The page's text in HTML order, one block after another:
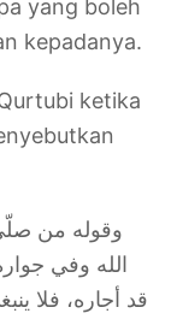
yang boleh
kepadanya.
ketika
وقوله من
الله وفي
قد أجاره، فلا